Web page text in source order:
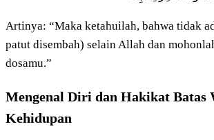
Artinya: “Maka ketahuilah, bahwa tidak
patut disembah) selain Allah dan
dosamu.”
Mengenal Diri dan Hakikat Batas
Kehidupan